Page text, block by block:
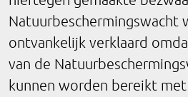
Natuurbeschermingswacht
ontvankelijk verklaard
van de
kunnen worden bereikt